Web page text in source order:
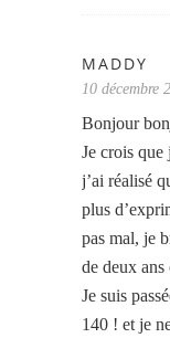
MADDY
10 décembre
Bonjour
Je crois que
j’ai réalisé
plus
pas mal, je
de deux ans
Je suis
140 ! et je